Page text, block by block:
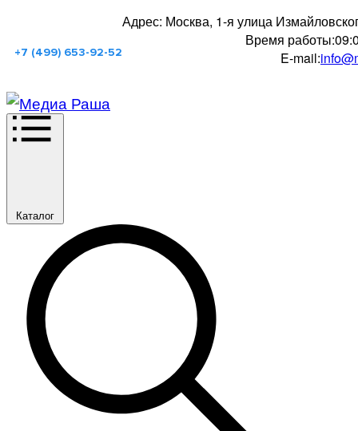
+7 (499) 653-92-52
Адрес: Москва, 1-я улица
Время работы:
E-mail:
Каталог